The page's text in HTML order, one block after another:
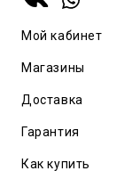
Мой кабинет
Магазины
Доставка
Гарантия
Как купить